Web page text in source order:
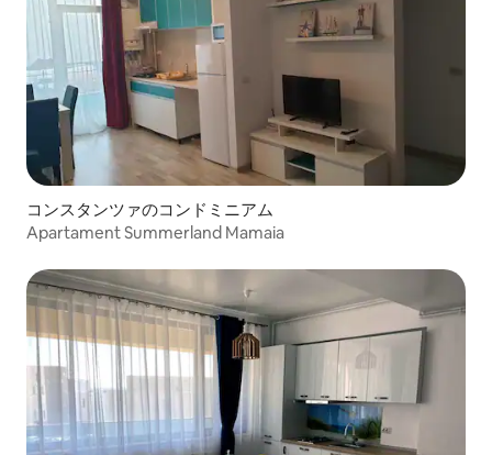
コンスタンツァのコンドミニアム
Apartament Summerland Mamaia